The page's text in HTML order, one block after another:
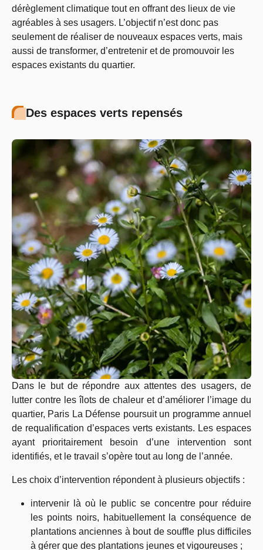
dérèglement climatique tout en offrant des lieux de vie
agréables à ses usagers. L’objectif n’est donc pas
seulement de réaliser de nouveaux espaces verts, mais
aussi de transformer, d’entretenir et de promouvoir les
espaces existants du quartier.
Des espaces verts repensés
Dans le but de répondre aux attentes des usagers, de
lutter contre les îlots de chaleur et d’améliorer l’image du
quartier, Paris La Défense poursuit un programme annuel
de requalification d’espaces verts existants. Les espaces
ayant prioritairement besoin d’une intervention sont
identifiés, et le travail s’opère tout au long de l’année.
Les choix d’intervention répondent à plusieurs objectifs :
intervenir là où le public se concentre pour réduire
les points noirs, habituellement la conséquence de
plantations anciennes à bout de souffle plus difficiles
à gérer que des plantations jeunes et vigoureuses ;